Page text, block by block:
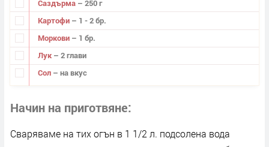
Саздърма – 250 г
Картофи – 1 - 2 бр.
Моркови – 1 бр.
Лук – 2 глави
Сол – на вкус
Начин на приготвяне
Сваряваме на тих огън в 1 1/2 л. подсолена вода